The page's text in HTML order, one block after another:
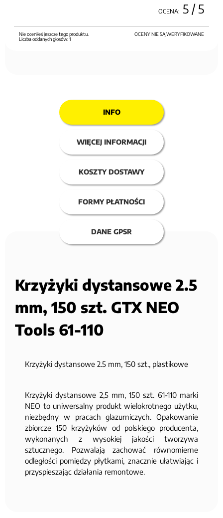
OCENA: 5 / 5
OCENY NIE SĄ WERYFIKOWANE
Nie oceniłeś jeszcze tego produktu.
Liczba oddanych głosów:1
INFO
WIĘCEJ INFORMACJI
KOSZTY DOSTAWY
FORMY PŁATNOŚCI
DANE GPSR
Krzyżyki dystansowe 2.5
mm, 150 szt. GTX NEO
Tools 61-110
Krzyżyki dystansowe 2.5 mm, 150 szt., plastikowe
Krzyżyki dystansowe 2,5 mm, 150 szt. 61-110 marki
NEO to uniwersalny produkt wielokrotnego użytku,
niezbędny w pracach glazurniczych. Opakowanie
zbiorcze 150 krzyżyków od polskiego producenta,
wykonanych z wysokiej jakości tworzywa
sztucznego. Pozwalają zachować równomierne
odległości pomiędzy płytkami, znacznie ułatwiając i
przyspieszając działania remontowe.